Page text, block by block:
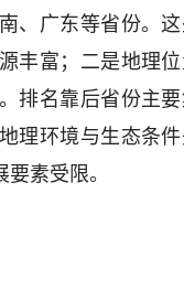
、广东等省份。
丰富；二是地理
排名靠后省份主
理环境与生态条
素受限。